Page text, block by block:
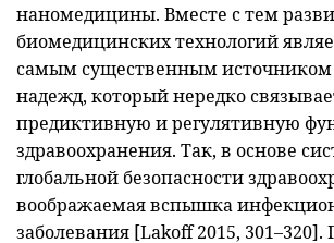
наномедицины. Вместе с тем
биомедицинских технологий
самым существенным
надежд, который нередко
предиктивную и регулятивную
здравоохранения. Так, в основе
глобальной безопасности
воображаемая вспышка
заболевания [Lakoff 2015, 301–320].